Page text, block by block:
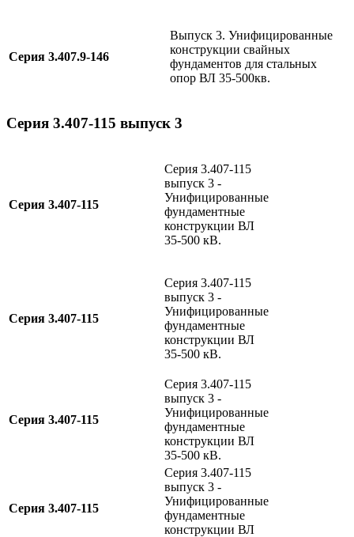
Серия 3.407.9-146
Выпуск 3. Унифицированные
конструкции свайных
фундаментов для стальных
опор ВЛ 35-500кв.
Серия 3.407-115 выпуск 3
Серия 3.407-115
Серия 3.407-115
выпуск 3 -
Унифицированные
фундаментные
конструкции ВЛ
35-500 кВ.
Серия 3.407-115
Серия 3.407-115
выпуск 3 -
Унифицированные
фундаментные
конструкции ВЛ
35-500 кВ.
Серия 3.407-115
Серия 3.407-115
выпуск 3 -
Унифицированные
фундаментные
конструкции ВЛ
35-500 кВ.
Серия 3.407-115
Серия 3.407-115
выпуск 3 -
Унифицированные
фундаментные
конструкции ВЛ